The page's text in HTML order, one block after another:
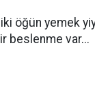
öğün yemek
beslenme var...